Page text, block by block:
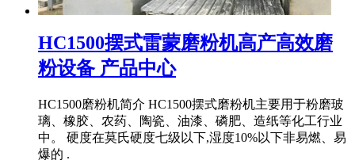
HC1500摆式雷蒙磨粉机高产高效磨
粉设备 产品中心
HC1500磨粉机简介 HC1500摆式磨粉机主要用于粉磨玻
璃、橡胶、农药、陶瓷、油漆、磷肥、造纸等化工行业
中。 硬度在莫氏硬度七级以下,湿度10%以下非易燃、易
爆的 .